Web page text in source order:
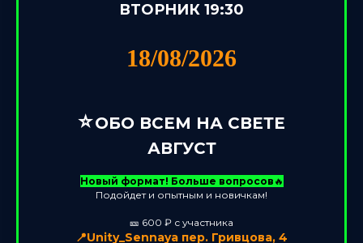
ВТОРНИК 19:30
18/08/2026
⭐️ОБО ВСЕМ НА СВЕТЕ
АВГУСТ
Новый формат! Больше вопросов 🔥
Подойдет и опытным и новичкам!
🎫 600 ₽ с участника
📍Unity_Sennaya пер. Гривцова, 4